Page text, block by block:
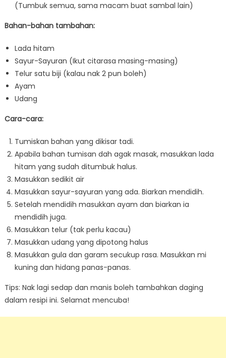
(Tumbuk semua, sama macam buat sambal lain)
Bahan-bahan tambahan:
Lada hitam
Sayur-Sayuran (Ikut citarasa masing-masing)
Telur satu biji (kalau nak 2 pun boleh)
Ayam
Udang
Cara-cara:
Tumiskan bahan yang dikisar tadi.
Apabila bahan tumisan dah agak masak, masukkan lada
hitam yang sudah ditumbuk halus.
Masukkan sedikit air
Masukkan sayur-sayuran yang ada. Biarkan mendidih.
Setelah mendidih masukkan ayam dan biarkan ia
mendidih juga.
Masukkan telur (tak perlu kacau)
Masukkan udang yang dipotong halus
Masukkan gula dan garam secukup rasa. Masukkan mi
kuning dan hidang panas-panas.
Tips: Nak lagi sedap dan manis boleh tambahkan daging
dalam resipi ini. Selamat mencuba!